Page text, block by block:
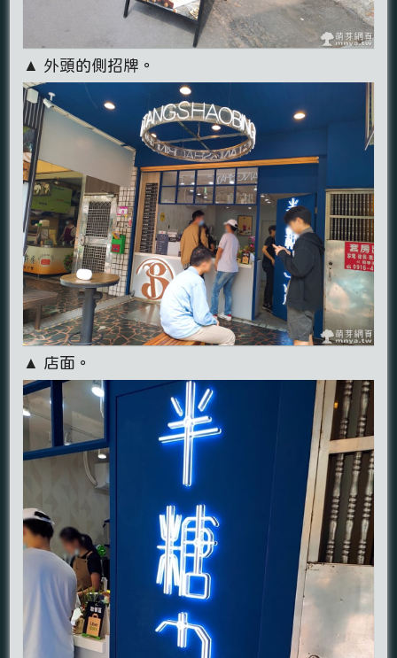
▲ 外頭的側招牌。
▲ 店面。